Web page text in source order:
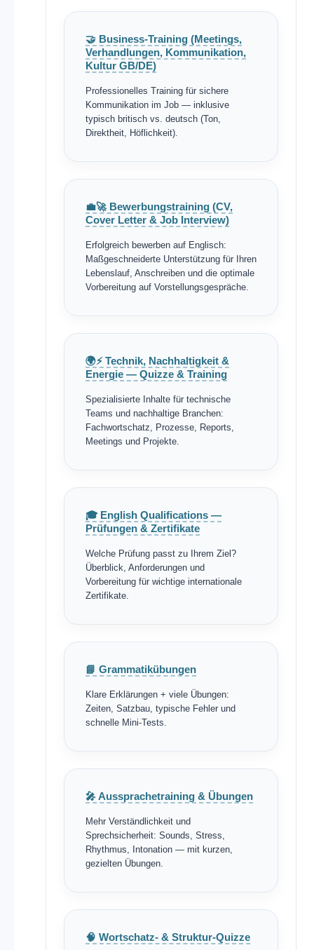
🤝 Business-Training (Meetings,
Verhandlungen, Kommunikation,
Kultur GB/DE)
Professionelles Training für sichere
Kommunikation im Job — inklusive
typisch britisch vs. deutsch (Ton,
Direktheit, Höflichkeit).
💼🚀 Bewerbungstraining (CV,
Cover Letter & Job Interview)
Erfolgreich bewerben auf Englisch:
Maßgeschneiderte Unterstützung für Ihren
Lebenslauf, Anschreiben und die optimale
Vorbereitung auf Vorstellungsgespräche.
🌍⚡ Technik, Nachhaltigkeit &
Energie — Quizze & Training
Spezialisierte Inhalte für technische
Teams und nachhaltige Branchen:
Fachwortschatz, Prozesse, Reports,
Meetings und Projekte.
🎓 English Qualifications —
Prüfungen & Zertifikate
Welche Prüfung passt zu Ihrem Ziel?
Überblick, Anforderungen und
Vorbereitung für wichtige internationale
Zertifikate.
📘 Grammatikübungen
Klare Erklärungen + viele Übungen:
Zeiten, Satzbau, typische Fehler und
schnelle Mini-Tests.
🎤 Aussprachetraining & Übungen
Mehr Verständlichkeit und
Sprechsicherheit: Sounds, Stress,
Rhythmus, Intonation — mit kurzen,
gezielten Übungen.
🧠 Wortschatz- & Struktur-Quizze